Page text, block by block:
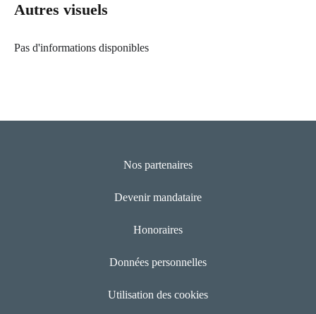
Autres visuels
Pas d'informations disponibles
Nos partenaires
Devenir mandataire
Honoraires
Données personnelles
Utilisation des cookies